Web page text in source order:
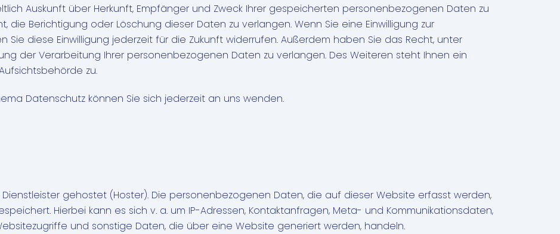
Auskunft über Herkunft, Empfänger und Zweck Ihrer gespeicherten personenbezogenen Daten zu
die Berichtigung oder Löschung dieser Daten zu verlangen. Wenn Sie eine Einwilligung zur
diese Einwilligung jederzeit für die Zukunft widerrufen. Außerdem haben Sie das Recht, unter
der Verarbeitung Ihrer personenbezogenen Daten zu verlangen. Des Weiteren steht Ihnen ein
zu.
Datenschutz können Sie sich jederzeit an uns wenden.
gehostet (Hoster). Die personenbezogenen Daten, die auf dieser Website erfasst werden,
Hierbei kann es sich v. a. um IP-Adressen, Kontaktanfragen, Meta- und Kommunikationsdaten,
und sonstige Daten, die über eine Website generiert werden, handeln.